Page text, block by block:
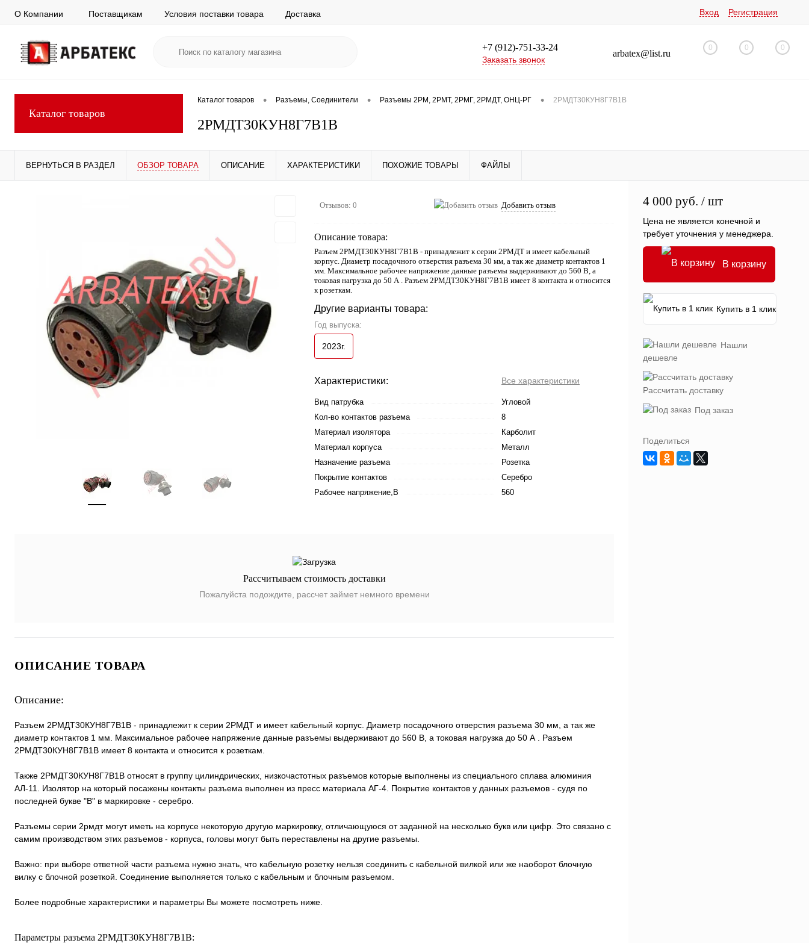
О Компании Поставщикам Условия поставки товара Доставка Вход Регистрация
+7 (912)-751-33-24
Заказать звонок
arbatex@list.ru
0 0 0
Каталог товаров
Каталог товаров • Разъемы, Соединители • Разъемы 2РМ, 2РМТ, 2РМГ, 2РМДТ, ОНЦ-РГ • 2РМДТ30КУН8Г7В1В
2РМДТ30КУН8Г7В1В
ВЕРНУТЬСЯ В РАЗДЕЛ ОБЗОР ТОВАРА ОПИСАНИЕ ХАРАКТЕРИСТИКИ ПОХОЖИЕ ТОВАРЫ ФАЙЛЫ
Отзывов: 0 Добавить отзыв
Описание товара:
Разъем 2РМДТ30КУН8Г7В1В - принадлежит к серии 2РМДТ и имеет кабельный
корпус. Диаметр посадочного отверстия разъема 30 мм, а так же диаметр контактов 1
мм. Максимальное рабочее напряжение данные разъемы выдерживают до 560 В, а
токовая нагрузка до 50 А . Разъем 2РМДТ30КУН8Г7В1В имеет 8 контакта и относится
к розеткам.
Другие варианты товара:
Год выпуска:
2023г.
Характеристики: Все характеристики
Вид патрубка
Угловой
Кол-во контактов разъема
8
Материал изолятора
Карболит
Материал корпуса
Металл
Назначение разъема
Розетка
Покрытие контактов
Серебро
Рабочее напряжение,В
560
Рассчитываем стоимость доставки
Пожалуйста подождите, рассчет займет немного времени
ОПИСАНИЕ ТОВАРА
Описание:
Разъем 2РМДТ30КУН8Г7В1В - принадлежит к серии 2РМДТ и имеет кабельный корпус. Диаметр посадочного отверстия разъема 30 мм, а так же
диаметр контактов 1 мм. Максимальное рабочее напряжение данные разъемы выдерживают до 560 В, а токовая нагрузка до 50 А . Разъем
2РМДТ30КУН8Г7В1В имеет 8 контакта и относится к розеткам.
Также 2РМДТ30КУН8Г7В1В относят в группу цилиндрических, низкочастотных разъемов которые выполнены из специального сплава алюминия
АЛ-11. Изолятор на который посажены контакты разъема выполнен из пресс материала АГ-4. Покрытие контактов у данных разъемов - судя по
последней букве "В" в маркировке - серебро.
Разъемы серии 2рмдт могут иметь на корпусе некоторую другую маркировку, отличающуюся от заданной на несколько букв или цифр. Это связано с
самим производством этих разъемов - корпуса, головы могут быть переставлены на другие разъемы.
Важно: при выборе ответной части разъема нужно знать, что кабельную розетку нельзя соединить с кабельной вилкой или же наоборот блочную
вилку с блочной розеткой. Соединение выполняется только с кабельным и блочным разъемом.
Более подробные характеристики и параметры Вы можете посмотреть ниже.
Параметры разъема 2РМДТ30КУН8Г7В1В:
4 000 руб. / шт
Цена не является конечной и
требует уточнения у менеджера.
В корзину
Купить в 1 клик
Нашли
дешевле
Рассчитать доставку
Под заказ
Поделиться